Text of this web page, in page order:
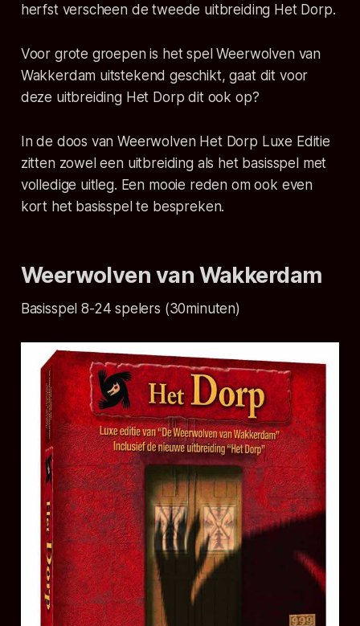
herfst verscheen de tweede uitbreiding Het Dorp.
Voor grote groepen is het spel Weerwolven van
Wakkerdam uitstekend geschikt, gaat dit voor
deze uitbreiding Het Dorp dit ook op?
In de doos van Weerwolven Het Dorp Luxe Editie
zitten zowel een uitbreiding als het basisspel met
volledige uitleg. Een mooie reden om ook even
kort het basisspel te bespreken.
Weerwolven van Wakkerdam
Basisspel8-24 spelers (30minuten)